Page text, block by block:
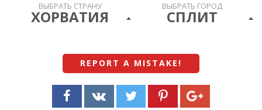
ВЫБРАТЬ СТРАНУ
ХОРВАТИЯ
ВЫБРАТЬ ГОРОД
СПЛИТ
REPORT A MISTAKE !